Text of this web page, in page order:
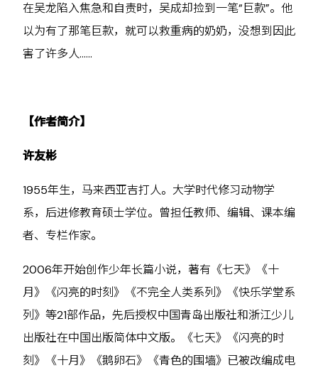
在吴龙陷入焦急和自责时，吴成却捡到一笔“巨款”。他
以为有了那笔巨款，就可以救重病的奶奶，没想到因此
害了许多人......
【作者简介】
许友彬
1955年生，马来西亚吉打人。大学时代修习动物学
系，后进修教育硕士学位。曾担任教师、编辑、课本编
者、专栏作家。
2006年开始创作少年长篇小说，著有《七天》《十
月》《闪亮的时刻》《不完全人类系列》《快乐学堂系
列》等21部作品，先后授权中国青岛出版社和浙江少儿
出版社在中国出版简体中文版。《七天》《闪亮的时
刻》《十月》《鹅卵石》《青色的围墙》已被改编成电